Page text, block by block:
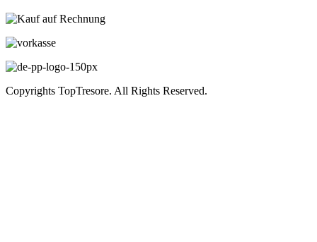
Copyrights TopTresore. All Rights Reserved.